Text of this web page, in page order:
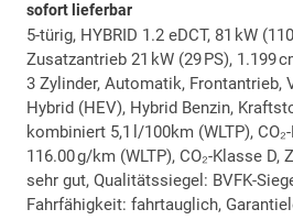
sofort lieferbar
5-türig, HYBRID 1.2 eDCT, 81 kW
Zusatzantrieb 21 kW (29 PS), 1.199
3 Zylinder, Automatik, Frontantrieb,
Hybrid (HEV), Hybrid Benzin,
kombiniert 5,1 l/100km (WLTP),
116.00 g/km (WLTP), CO₂-Klasse D,
sehr gut, Qualitätssiegel: BVFK-
Fahrfähigkeit: fahrtauglich,